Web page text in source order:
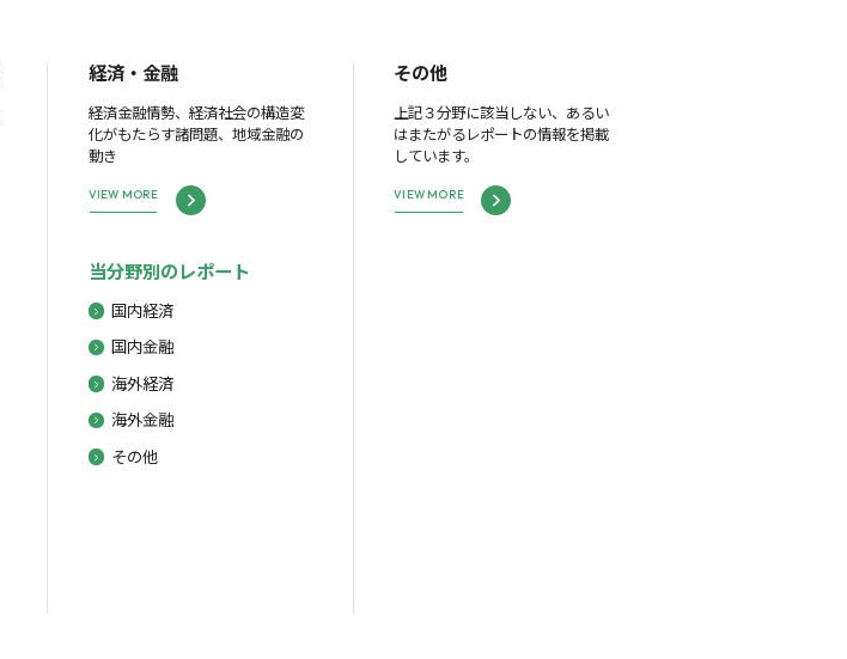
経済・金融
経済金融情勢、経済社会の構造変
化がもたらす諸問題、地域金融の
動き
VIEW MORE
当分野別のレポート
国内経済
国内金融
海外経済
海外金融
その他
その他
上記３分野に該当しない、あるい
はまたがるレポートの情報を掲載
しています。
VIEW MORE